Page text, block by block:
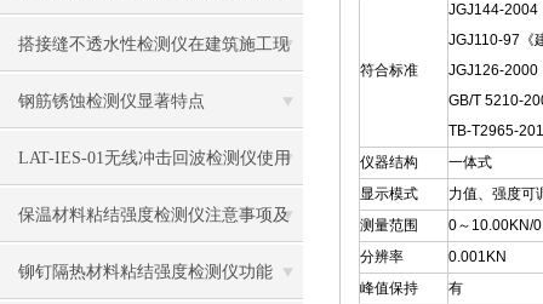
果的因素有哪些？
搭接缝不透水性检测仪在建筑施工现
场中的应用
钢筋锈蚀检测仪显著特点
LAT-IES-01无线冲击回波检测仪使用
操作方法
保温材料粘结强度检测仪注意事项及
保养
铆钉隔热材料粘结强度检测仪功能
符合标准
JGJ144-2004
JGJ110-97《
JGJ126-2000
GB/T 5210-
TB-T2965-
仪器结构
一体式
显示模式
力值、强度可
测量范围
0～10.00KN/
分辨率
0.001KN
峰值保持
有